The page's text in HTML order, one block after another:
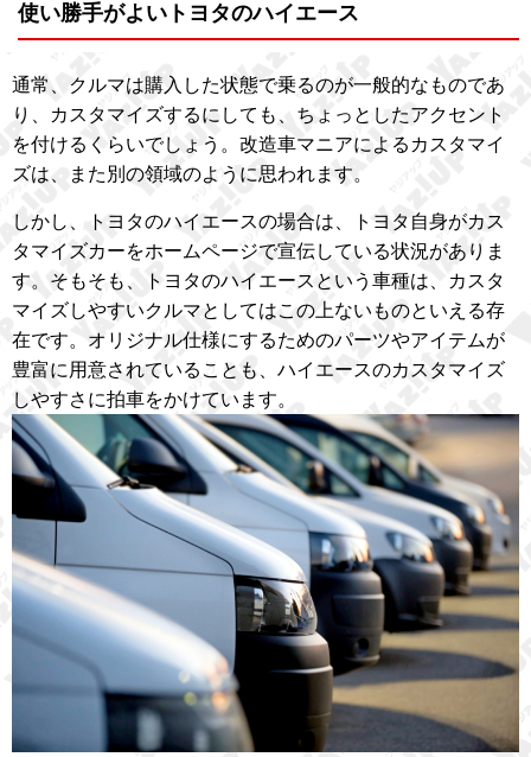
使い勝手がよいトヨタのハイエース
通常、クルマは購入した状態で乗るのが一般的なものであ
り、カスタマイズするにしても、ちょっとしたアクセント
を付けるくらいでしょう。改造車マニアによるカスタマイ
ズは、また別の領域のように思われます。
しかし、トヨタのハイエースの場合は、トヨタ自身がカス
タマイズカーをホームページで宣伝している状況がありま
す。そもそも、トヨタのハイエースという車種は、カスタ
マイズしやすいクルマとしてはこの上ないものといえる存
在です。オリジナル仕様にするためのパーツやアイテムが
豊富に用意されていることも、ハイエースのカスタマイズ
しやすさに拍車をかけています。